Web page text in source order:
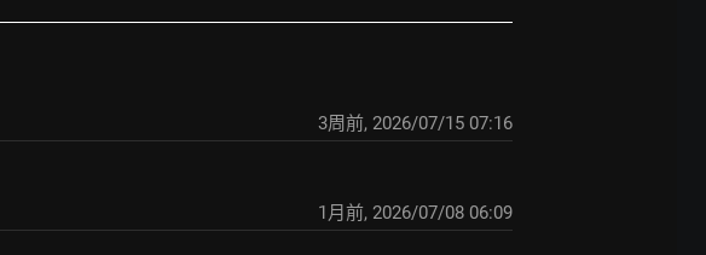
3周前, 2026/07/15 07:16
1月前, 2026/07/08 06:09